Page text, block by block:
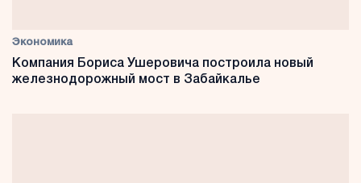
Экономика
Компания Бориса Ушеровича построила новый
железнодорожный мост в Забайкалье